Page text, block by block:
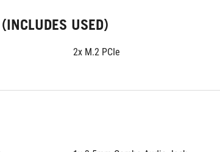
USED)
2x M.2 PCIe